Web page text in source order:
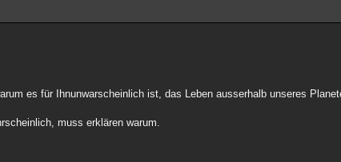
es für Ihnunwarscheinlich ist, das Leben ausserhalb unseres
muss erklären warum.